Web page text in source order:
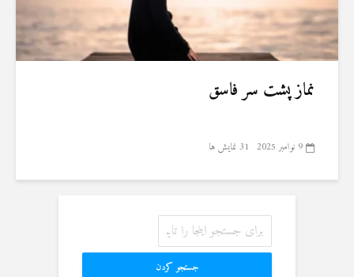
نماز پشت سر فاسق
9 نوامبر 2025 31 نمایش ها
جستجو کردن